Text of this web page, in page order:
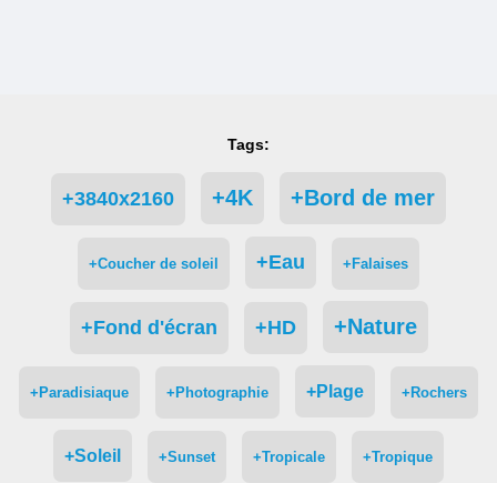
Tags:
+3840x2160 +4K +Bord de mer
+Coucher de soleil +Eau +Falaises
+Fond d'écran +HD +Nature
+Paradisiaque +Photographie +Plage +Rochers
+Soleil +Sunset +Tropicale +Tropique